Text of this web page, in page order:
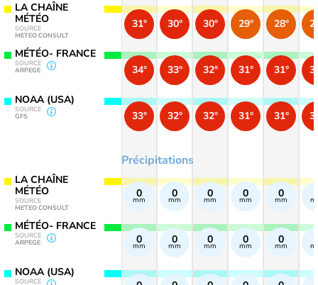
LA CHAÎNE
MÉTÉO
SOURCE
METEO CONSULT
MÉTÉO- FRANCE
SOURCE
ARPEGE
NOAA (USA)
SOURCE
GFS
LA CHAÎNE
MÉTÉO
SOURCE
METEO CONSULT
MÉTÉO- FRANCE
SOURCE
ARPEGE
NOAA (USA)
SOURCE
Précipitations
31°
34°
33°
0
mm
0
mm
30°
33°
32°
0
mm
0
mm
30°
32°
32°
0
mm
0
mm
29°
31°
31°
0
mm
0
mm
28°
31°
31°
0
mm
0
mm